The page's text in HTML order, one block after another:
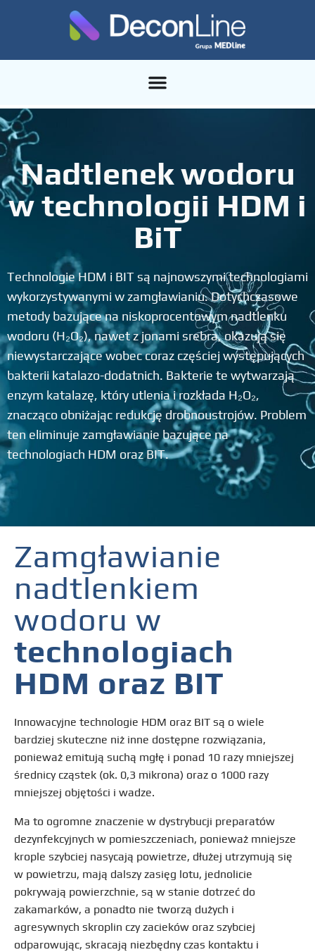
Nadtlenek wodoru
w technologii HDM i
BiT
Technologie HDM i BIT są najnowszymi technologiami
wykorzystywanymi w zamgławianiu. Dotychczasowe
metody bazujące na niskoprocentowym nadtlenku
wodoru (H₂O₂), nawet z jonami srebra, okazują się
niewystarczające wobec coraz częściej występujących
bakterii katalazo-dodatnich. Bakterie te wytwarzają
enzym katalazę, który utlenia i rozkłada H₂O₂,
znacząco obniżając redukcję drobnoustrojów. Problem
ten eliminuje zamgławianie bazujące na
technologiach HDM oraz BIT.
Zamgławianie
nadtlenkiem
wodoru w
technologiach
HDM oraz BIT
Innowacyjne technologie HDM oraz BIT są o wiele
bardziej skuteczne niż inne dostępne rozwiązania,
ponieważ emitują suchą mgłę i ponad 10 razy mniejszej
średnicy cząstek (ok. 0,3 mikrona) oraz o 1000 razy
mniejszej objętości i wadze.
Ma to ogromne znaczenie w dystrybucji preparatów
dezynfekcyjnych w pomieszczeniach, ponieważ mniejsze
krople szybciej nasycają powietrze, dłużej utrzymują się
w powietrzu, mają dalszy zasięg lotu, jednolicie
pokrywają powierzchnie, są w stanie dotrzeć do
zakamarków, a ponadto nie tworzą dużych i
agresywnych skroplin czy zacieków oraz szybciej
odparowując, skracają niezbędny czas kontaktu i